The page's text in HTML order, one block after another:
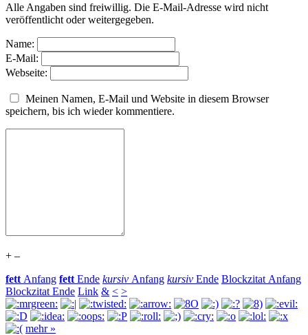
Alle Angaben sind freiwillig. Die E-Mail-Adresse wird nicht
veröffentlicht oder weitergegeben.
Name:
E-Mail:
Webseite:
Meinen Namen, E-Mail und Website in diesem Browser
speichern, bis ich wieder kommentiere.
+ –
fett Anfang fett Ende kursiv Anfang kursiv Ende Blockzitat Anfang
Blockzitat Ende Link & < >
mehr »